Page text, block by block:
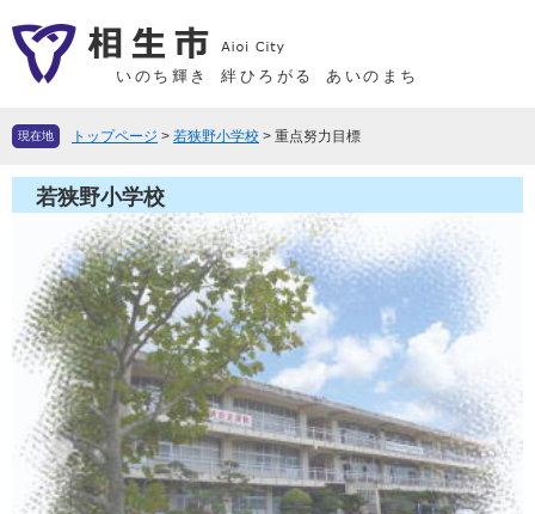
ー
先
す
ニ
を
し
いのち輝き 絆ひろがる あいのまち
現在地 トップページ > 若狭野小学校 > 重点努力目標
若狭野小学校